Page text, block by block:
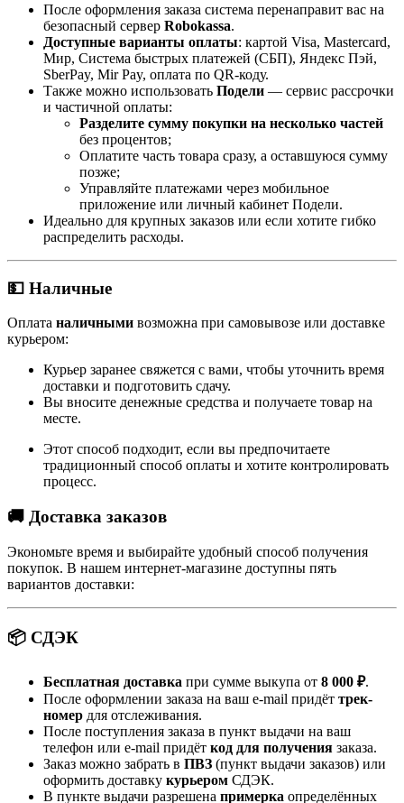
После оформления заказа система перенаправит вас на
безопасный сервер Robokassa.
Доступные варианты оплаты: картой Visa, Mastercard,
Мир, Система быстрых платежей (СБП), Яндекс Пэй,
SberPay, Mir Pay, оплата по QR-коду.
Также можно использовать Подели — сервис рассрочки
и частичной оплаты:
Разделите сумму покупки на несколько частей
без процентов;
Оплатите часть товара сразу, а оставшуюся сумму
позже;
Управляйте платежами через мобильное
приложение или личный кабинет Подели.
Идеально для крупных заказов или если хотите гибко
распределить расходы.
💵 Наличные
Оплата наличными возможна при самовывозе или доставке
курьером:
Курьер заранее свяжется с вами, чтобы уточнить время
доставки и подготовить сдачу.
Вы вносите денежные средства и получаете товар на
месте.
Этот способ подходит, если вы предпочитаете
традиционный способ оплаты и хотите контролировать
процесс.
🚚 Доставка заказов
Экономьте время и выбирайте удобный способ получения
покупок. В нашем интернет-магазине доступны пять
вариантов доставки:
📦 СДЭК
Бесплатная доставка при сумме выкупа от 8 000 ₽.
После оформлении заказа на ваш e-mail придёт трек-
номер для отслеживания.
После поступления заказа в пункт выдачи на ваш
телефон или e-mail придёт код для получения заказа.
Заказ можно забрать в ПВЗ (пункт выдачи заказов) или
оформить доставку курьером СДЭК.
В пункте выдачи разрешена примерка определённых